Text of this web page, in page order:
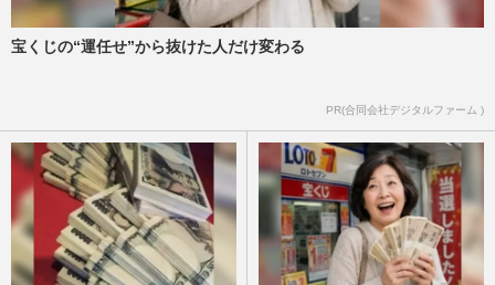
宝くじの“運任せ”から抜けた人だけ変わる
PR(合同会社デジタルファーム )